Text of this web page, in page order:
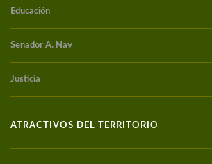
Educación
Senador A. Nav
Justicia
ATRACTIVOS DEL TERRITORIO